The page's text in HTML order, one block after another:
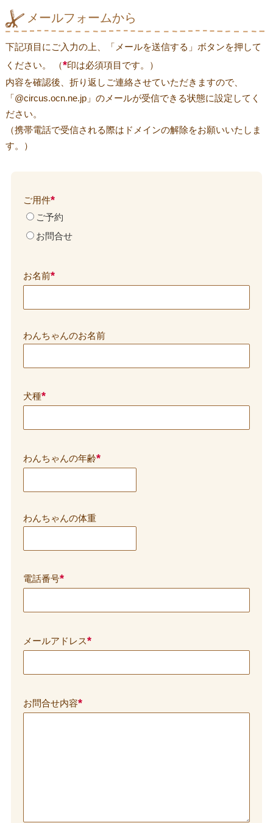
メールフォームから
下記項目にご入力の上、「メールを送信する」ボタンを押して
ください。 （*印は必須項目です。）
内容を確認後、折り返しご連絡させていただきますので、
「@circus.ocn.ne.jp」のメールが受信できる状態に設定してく
ださい。
（携帯電話で受信される際はドメインの解除をお願いいたしま
す。）
ご用件*
ご予約
お問合せ
お名前*
わんちゃんのお名前
犬種*
わんちゃんの年齢*
わんちゃんの体重
電話番号*
メールアドレス*
お問合せ内容*